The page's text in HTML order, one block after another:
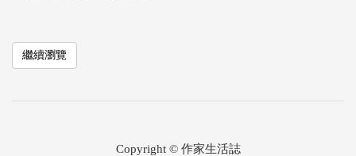
繼續瀏覽
Copyright © 作家生活誌